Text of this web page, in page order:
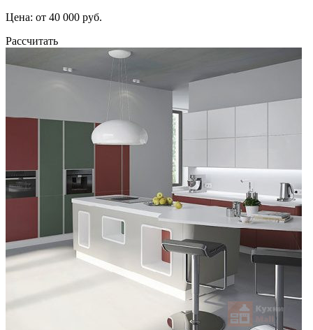
Цена: от 40 000 руб.
Рассчитать